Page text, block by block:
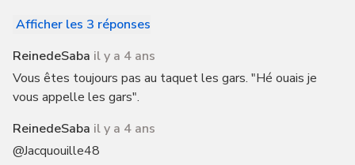
Afficher les 3 réponses
ReinedeSaba il y a 4 ans
Vous êtes toujours pas au taquet les gars. "Hé ouais je
vous appelle les gars".
ReinedeSaba il y a 4 ans
@Jacquouille48